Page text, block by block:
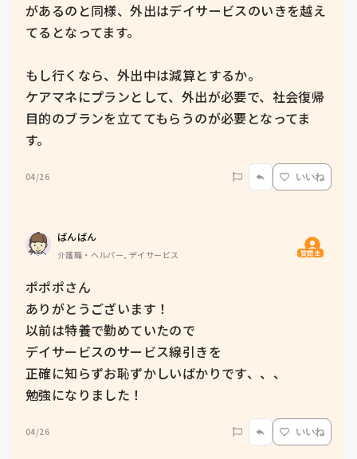
があるのと同様、外出はデイサービスのいきを越え
てるとなってます。
もし行くなら、外出中は減算とするか。
ケアマネにプランとして、外出が必要で、社会復帰
目的のブランを立ててもらうのが必要となってま
す。
04/26 いいね
ばんばん
介護職・ヘルパー, デイサービス 質問主
ポポポさん
ありがとうございます！
以前は特養で勤めていたので
デイサービスのサービス線引きを
正確に知らずお恥ずかしいばかりです、、、
勉強になりました！
04/26 いいね